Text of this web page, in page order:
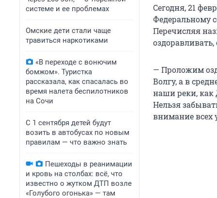
системе и ее проблемах
Омские дети стали чаще
травиться наркотиками
«В переходе с вонючим
бомжом». Туристка
рассказала, как спасалась во
время налета беспилотников
на Сочи
С 1 сентября детей будут
возить в автобусах по новым
правилам — что важно знать
Пешеходы в реанимации
и кровь на столбах: всё, что
известно о жутком ДТП возле
«Голубого огонька» — там
Сегодня, 21
Федеральному
Перечисляя
— Проложим
Волгу, а в
наши реки, как
Нельзя
внимание всех